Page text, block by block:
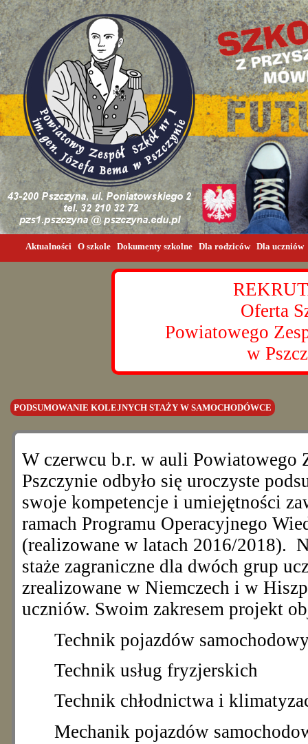
Aktualności O szkole Dokumenty szkolne Dla rodziców Dla uczniów
Oferta
Powiatowego
w
PODSUMOWANIE KOLEJNYCH STAŻY W SAMOCHODÓWCE
W czerwcu b.r. w auli Powiatowego
Pszczynie odbyło się uroczyste
swoje kompetencje i umiejętności
ramach Programu Operacyjnego
(realizowane w latach 2016/2018).
staże zagraniczne dla dwóch grup
zrealizowane w Niemczech i w
uczniów. Swoim zakresem projekt
Technik pojazdów
Technik usług fryzjerskich
Technik chłodnictwa i
Mechanik pojazdów